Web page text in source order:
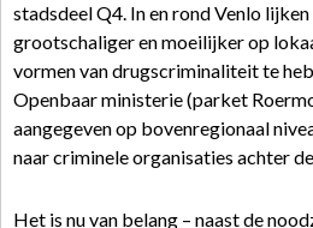
stadsdeel Q4. In en rond Venlo
grootschaliger en moeilijker op
vormen van drugscriminaliteit te
Openbaar ministerie (parket
aangegeven op bovenregionaal
naar criminele organisaties achter
Het is nu van belang – naast de